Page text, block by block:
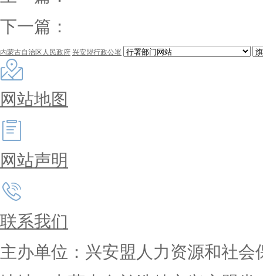
下一篇：
内蒙古自治区人民政府 兴安盟行政公署
网站地图
网站声明
联系我们
主办单位：兴安盟人力资源和社会